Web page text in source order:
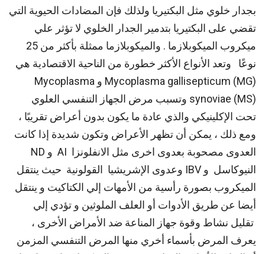
بجدار خلوي مثل البكتيريا ولذلك فإن المضادات الحيوية التي
تقضي على البكتيريا بتدمير الجدار الخلوي لا تؤثر علي
ميكروب الميكوبلازما . والميكوبلازما ممثلة بأكثر من 25
نوعًا وتعد الأنواع الأكثر خطورة من الناحية الاقتصادية هي
Mycoplasma gallisepticum (MG) و Mycoplasma
synoviae (MS) وتسبب مرض الجهاز التنفسي العلوي
تحت الإكلينيكي والذي عادة ما يكون بدون أعراض تقريبًا ،
ومع ذلك ، يمكن أن تظهر الأعراض وتكون شديدة إذا كانت
العدوى مصحوبة بعدوى اخرى مثل الانفلونزا AI و ND
النيوكاسل و IBV وعدوى الإشريشيا القولونية حيث ينتقل
الميكروب بصورة رأسية من الأمهات إلي الكتاكيت و ينتقل
أيضا عن طريق الأدوات أو العلف الملوثين و تؤدي إلي
تقليل نشاط وقوة جهاز المناعة ضد الأمراض الأخرى ،
يعرف المرض بأسماء أخري منها المرض التنفسي المزمن